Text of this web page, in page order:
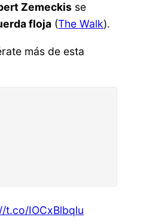
Zemeckis se
floja (The Walk).
más de esta
t.co/IOCxBlbqlu